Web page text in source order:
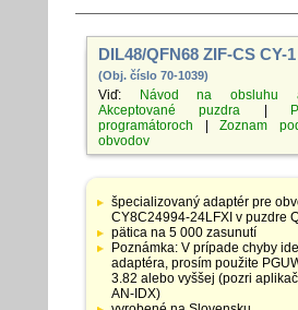
DIL48/QFN68 ZIF-CS CY-1
(Obj. číslo 70-1039)
Viď: Návod na obsluhu
Akceptované puzdra
programátoroch |Zoznam
obvodov
Tabuľka
so
špecifikáciami
adaptérov
špecializovaný adaptér pre
CY8C24994-24LFXI v puzdre
pätica na 5 000 zasunutí
Poznámka: V prípade chyby
adaptéra, prosím použite
3.82 alebo vyššej (pozri
AN-IDX)